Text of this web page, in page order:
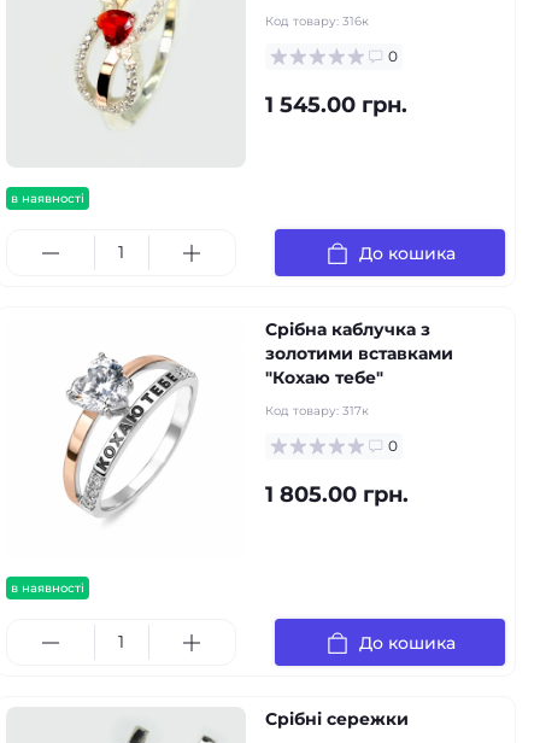
в наявності
Код товару: 316к
0
1 545.00 грн.
До кошика
в наявності
Срібна каблучка з
золотими вставками
"Кохаю тебе"
Код товару: 317к
0
1 805.00 грн.
До кошика
Срібні сережки